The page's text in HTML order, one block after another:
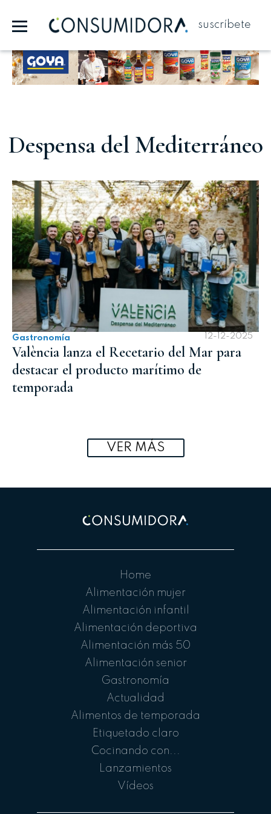
suscríbete
Despensa del Mediterráneo
Gastronomía 12-12-2025
València lanza el Recetario del Mar para
destacar el producto marítimo de
temporada
VER MÁS
Home
Alimentación mujer
Alimentación infantil
Alimentación deportiva
Alimentación más 50
Alimentación senior
Gastronomía
Actualidad
Alimentos de temporada
Etiquetado claro
Cocinando con...
Lanzamientos
Vídeos